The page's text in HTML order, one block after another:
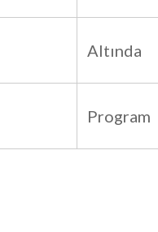
Altında
Program